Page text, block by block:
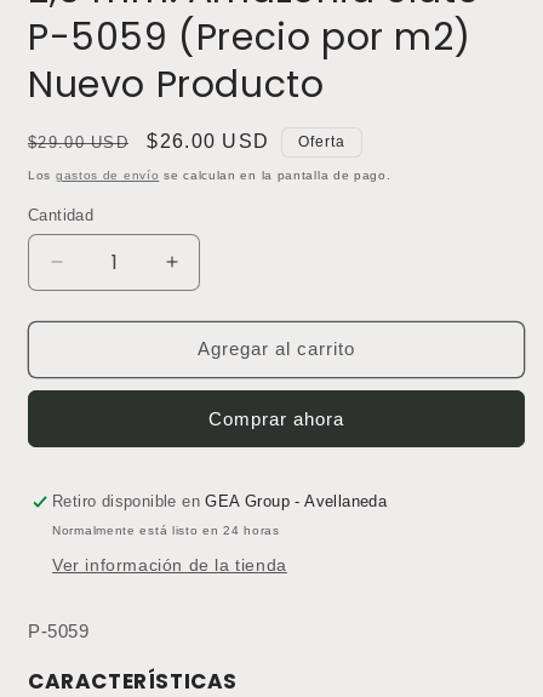
P-5059 (Precio por m2)
Nuevo Producto
Precio
habitual
$29.00 USD
Precio
de
$26.00 USD Oferta
Los gastos de envío se calculan en la pantalla de pago.
Cantidad
Reducir
cantidad
para
Polyflor
mm.
Slate
P-
(Precio
m2)
Producto
Aumentar
cantidad
para
Baldosa
Polyflor
mm.
Slate
P-
(Precio
Producto
Agregar al carrito
Comprar ahora
Retiro disponible enGEA Group - Avellaneda
Normalmente está listo en 24 horas
Ver información de la tienda
P-5059
CARACTERÍSTICAS